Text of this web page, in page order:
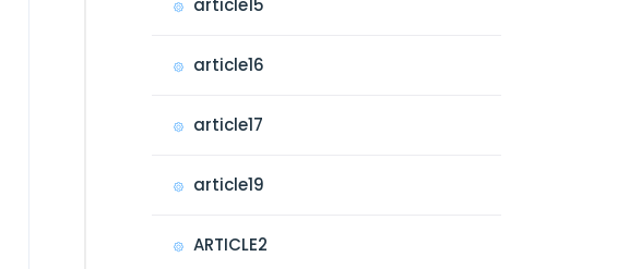
article15
article16
article17
article19
ARTICLE2